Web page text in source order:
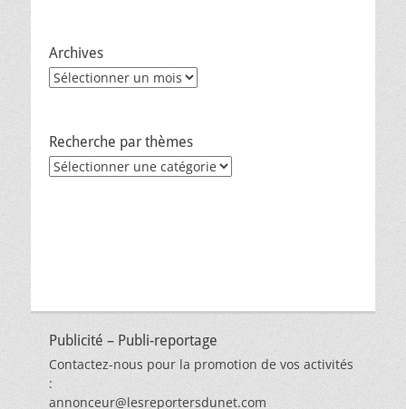
Archives
Archives
Recherche par thèmes
Recherche
Publicité – Publi-reportage
Contactez-nous pour la promotion de vos activités
:
annonceur@lesreportersdunet.com